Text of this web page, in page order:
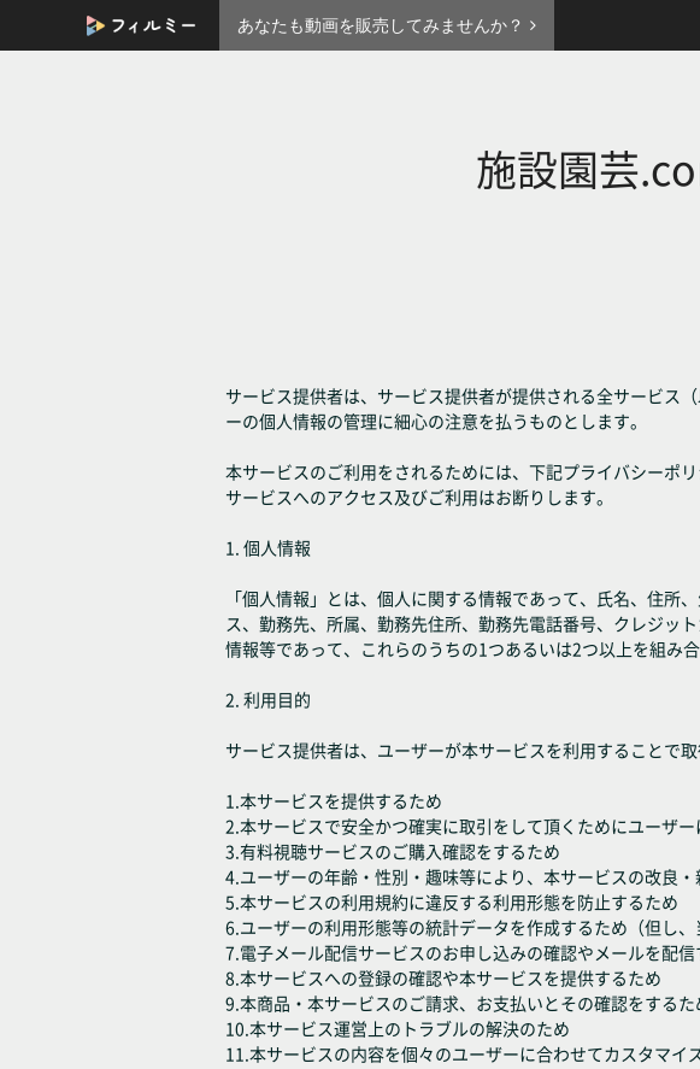
あなたも動画を販売してみませんか？
施設園芸
サービス提供者は、サービス提供者が提供される全サービス
ーの個人情報の管理に細心の注意を払うものとします。
本サービスのご利用をされるためには、下記プライバシーポ
サービスへのアクセス及びご利用はお断りします。
1. 個人情報
「個人情報」とは、個人に関する情報であって、氏名、住
ス、勤務先、所属、勤務先住所、勤務先電話番号、クレジッ
情報等であって、これらのうちの1つあるいは2つ以上を組み
2. 利用目的
サービス提供者は、ユーザーが本サービスを利用することで
1.本サービスを提供するため
2.本サービスで安全かつ確実に取引をして頂くためにユーザ
3.有料視聴サービスのご購入確認をするため
4.ユーザーの年齢・性別・趣味等により、本サービスの改良
5.本サービスの利用規約に違反する利用形態を防止するため
6.ユーザーの利用形態等の統計データを作成するため（但し
7.電子メール配信サービスのお申し込みの確認やメールを配信
8.本サービスへの登録の確認や本サービスを提供するため
9.本商品・本サービスのご請求、お支払いとその確認をするた
10.本サービス運営上のトラブルの解決のため
11.本サービスの内容を個々のユーザーに合わせてカスタマイ